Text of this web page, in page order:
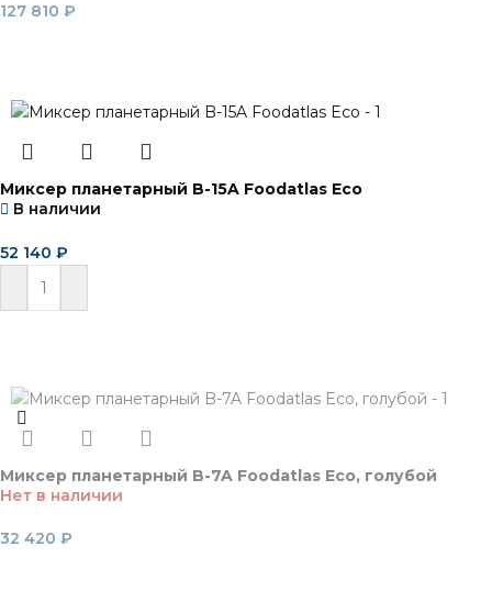
127 810 ₽
Миксер планетарный B-15A Foodatlas Eco
В наличии
52 140 ₽
Миксер планетарный B-7A Foodatlas Eco, голубой
Нет в наличии
32 420 ₽